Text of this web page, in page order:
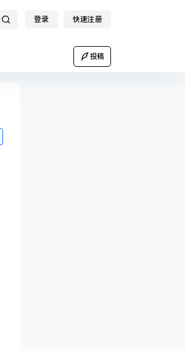
登录 快速注册
投稿